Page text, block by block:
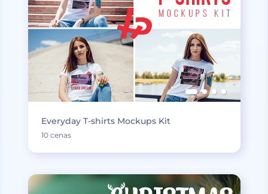
Everyday T-shirts Mockups Kit
10 cenas